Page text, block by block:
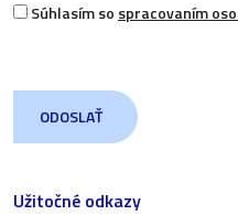
Užitočné odkazy
Súhlasím so spracovaním